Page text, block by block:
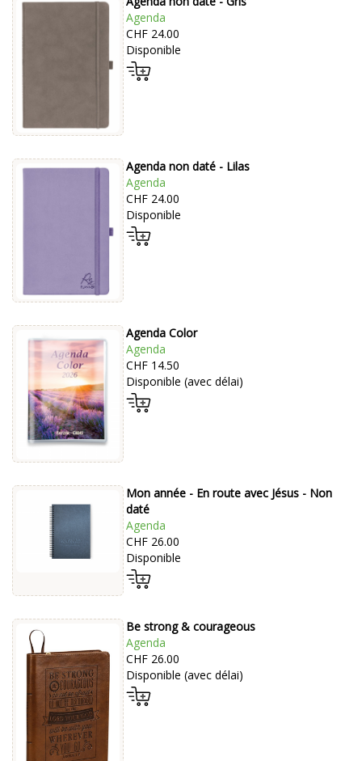
Agenda
CHF 24.00
Disponible
Agenda non daté - Lilas
Agenda
CHF 24.00
Disponible
Agenda Color
Agenda
CHF 14.50
Disponible (avec délai)
Mon année - En route avec Jésus - Non
daté
Agenda
CHF 26.00
Disponible
Be strong & courageous
Agenda
CHF 26.00
Disponible (avec délai)